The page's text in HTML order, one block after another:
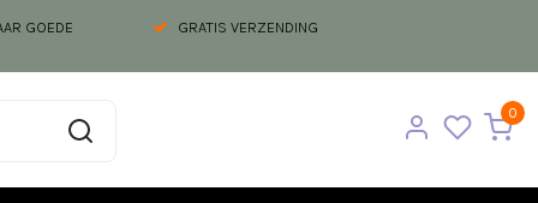
GOEDE
GRATIS VERZENDING
0